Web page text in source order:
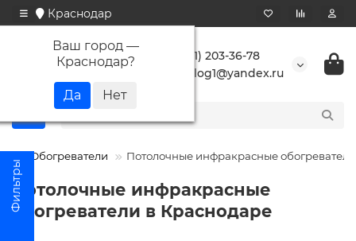
Краснодар
Ваш город —
Краснодар?
+7 (861) 203-36-78
buranlog1@yandex.ru
Обогреватели Потолочные инфракрасные обогреватели
Потолочные инфракрасные
обогреватели в Краснодаре